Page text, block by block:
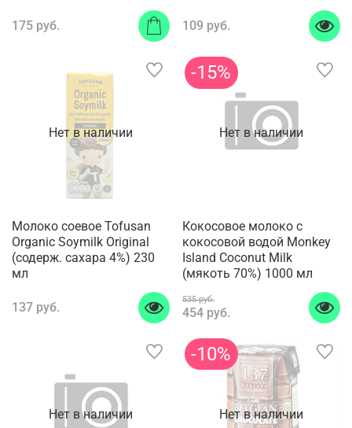
175 руб. 109 руб.
Нет в наличии
Молоко соевое Tofusan
Organic Soymilk Original
(содерж. сахара 4%) 230
мл
137 руб.
Нет в наличии
-15%
Кокосовое молоко с
кокосовой водой Monkey
Island Coconut Milk
(мякоть 70%) 1000 мл
535 руб.
454 руб.
Нет в наличии Нет в наличии
-10%